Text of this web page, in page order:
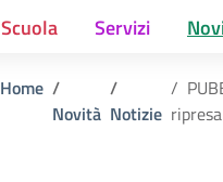
Scuola Servizi
Home
Novità Notizie